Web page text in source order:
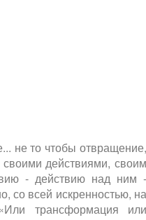
не то чтобы отвращение,
действиями, своим
- действию над ним -
со всей искренностью, на
трансформация или